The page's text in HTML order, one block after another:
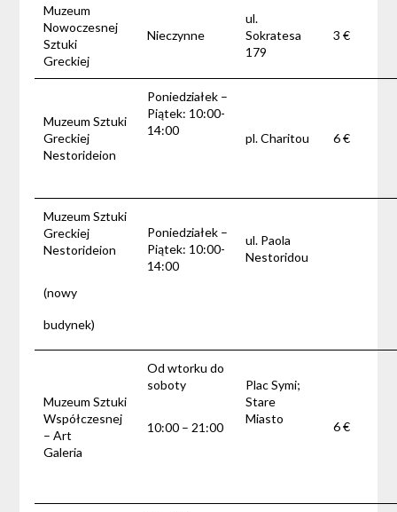
Muzeum
Nowoczesnej
Sztuki
Greckiej
Nieczynne
ul.
Sokratesa
179
3 €
Muzeum Sztuki
Greckiej
Nestorideion
Poniedziałek –
Piątek: 10:00-
14:00
pl. Charitou 6 €
Muzeum Sztuki
Greckiej
Nestorideion
(nowy
budynek)
Poniedziałek –
Piątek: 10:00-
14:00
ul. Paola
Nestoridou
Muzeum Sztuki
Współczesnej
– Art
Galeria
Od wtorku do
soboty
10:00 – 21:00
Plac Symi;
Stare
Miasto
6 €